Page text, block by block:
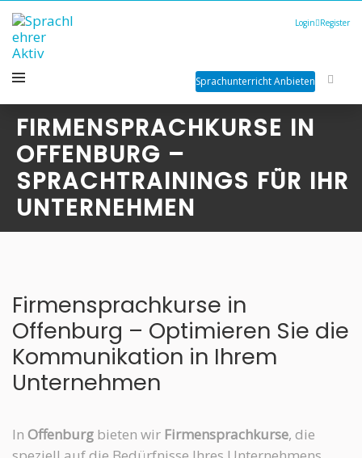
Login Register
Sprachunterricht Anbieten
FIRMENSPRACHKURSE IN
OFFENBURG –
SPRACHTRAININGS FÜR IHR
UNTERNEHMEN
Firmensprachkurse in
Offenburg – Optimieren Sie die
Kommunikation in Ihrem
Unternehmen
In Offenburg bieten wir Firmensprachkurse, die